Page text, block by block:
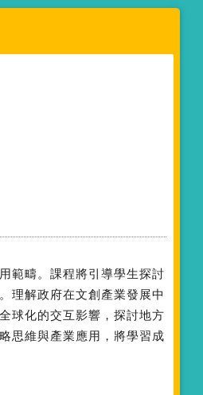
範疇。課程將引導學生探討
理解政府在文創產業發展中
球化的交互影響，探討地方
思維與產業應用，將學習成